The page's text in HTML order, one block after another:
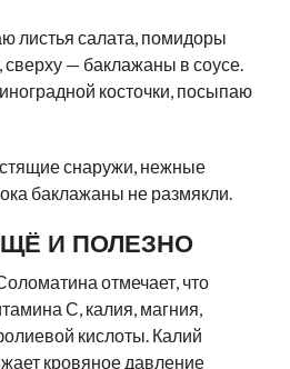
листья салата, помидоры
— баклажаны в соусе.
косточки, посыпаю
снаружи, нежные
баклажаны не размякли.
И ПОЛЕЗНО
отмечает, что
С, калия, магния,
кислоты. Калий
кровяное давление